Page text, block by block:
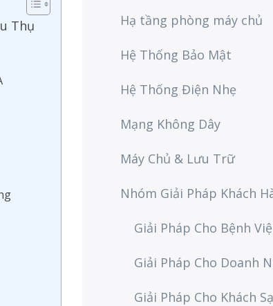
Thụ
Hạ tầng phòng máy chủ
Hệ Thống Bảo Mật
Hệ Thống Điện Nhẹ
Mạng Không Dây
Máy Chủ & Lưu Trữ
Nhóm Giải Pháp Khách
Giải Pháp Cho Bệnh
Giải Pháp Cho Doanh
Giải Pháp Cho Khách